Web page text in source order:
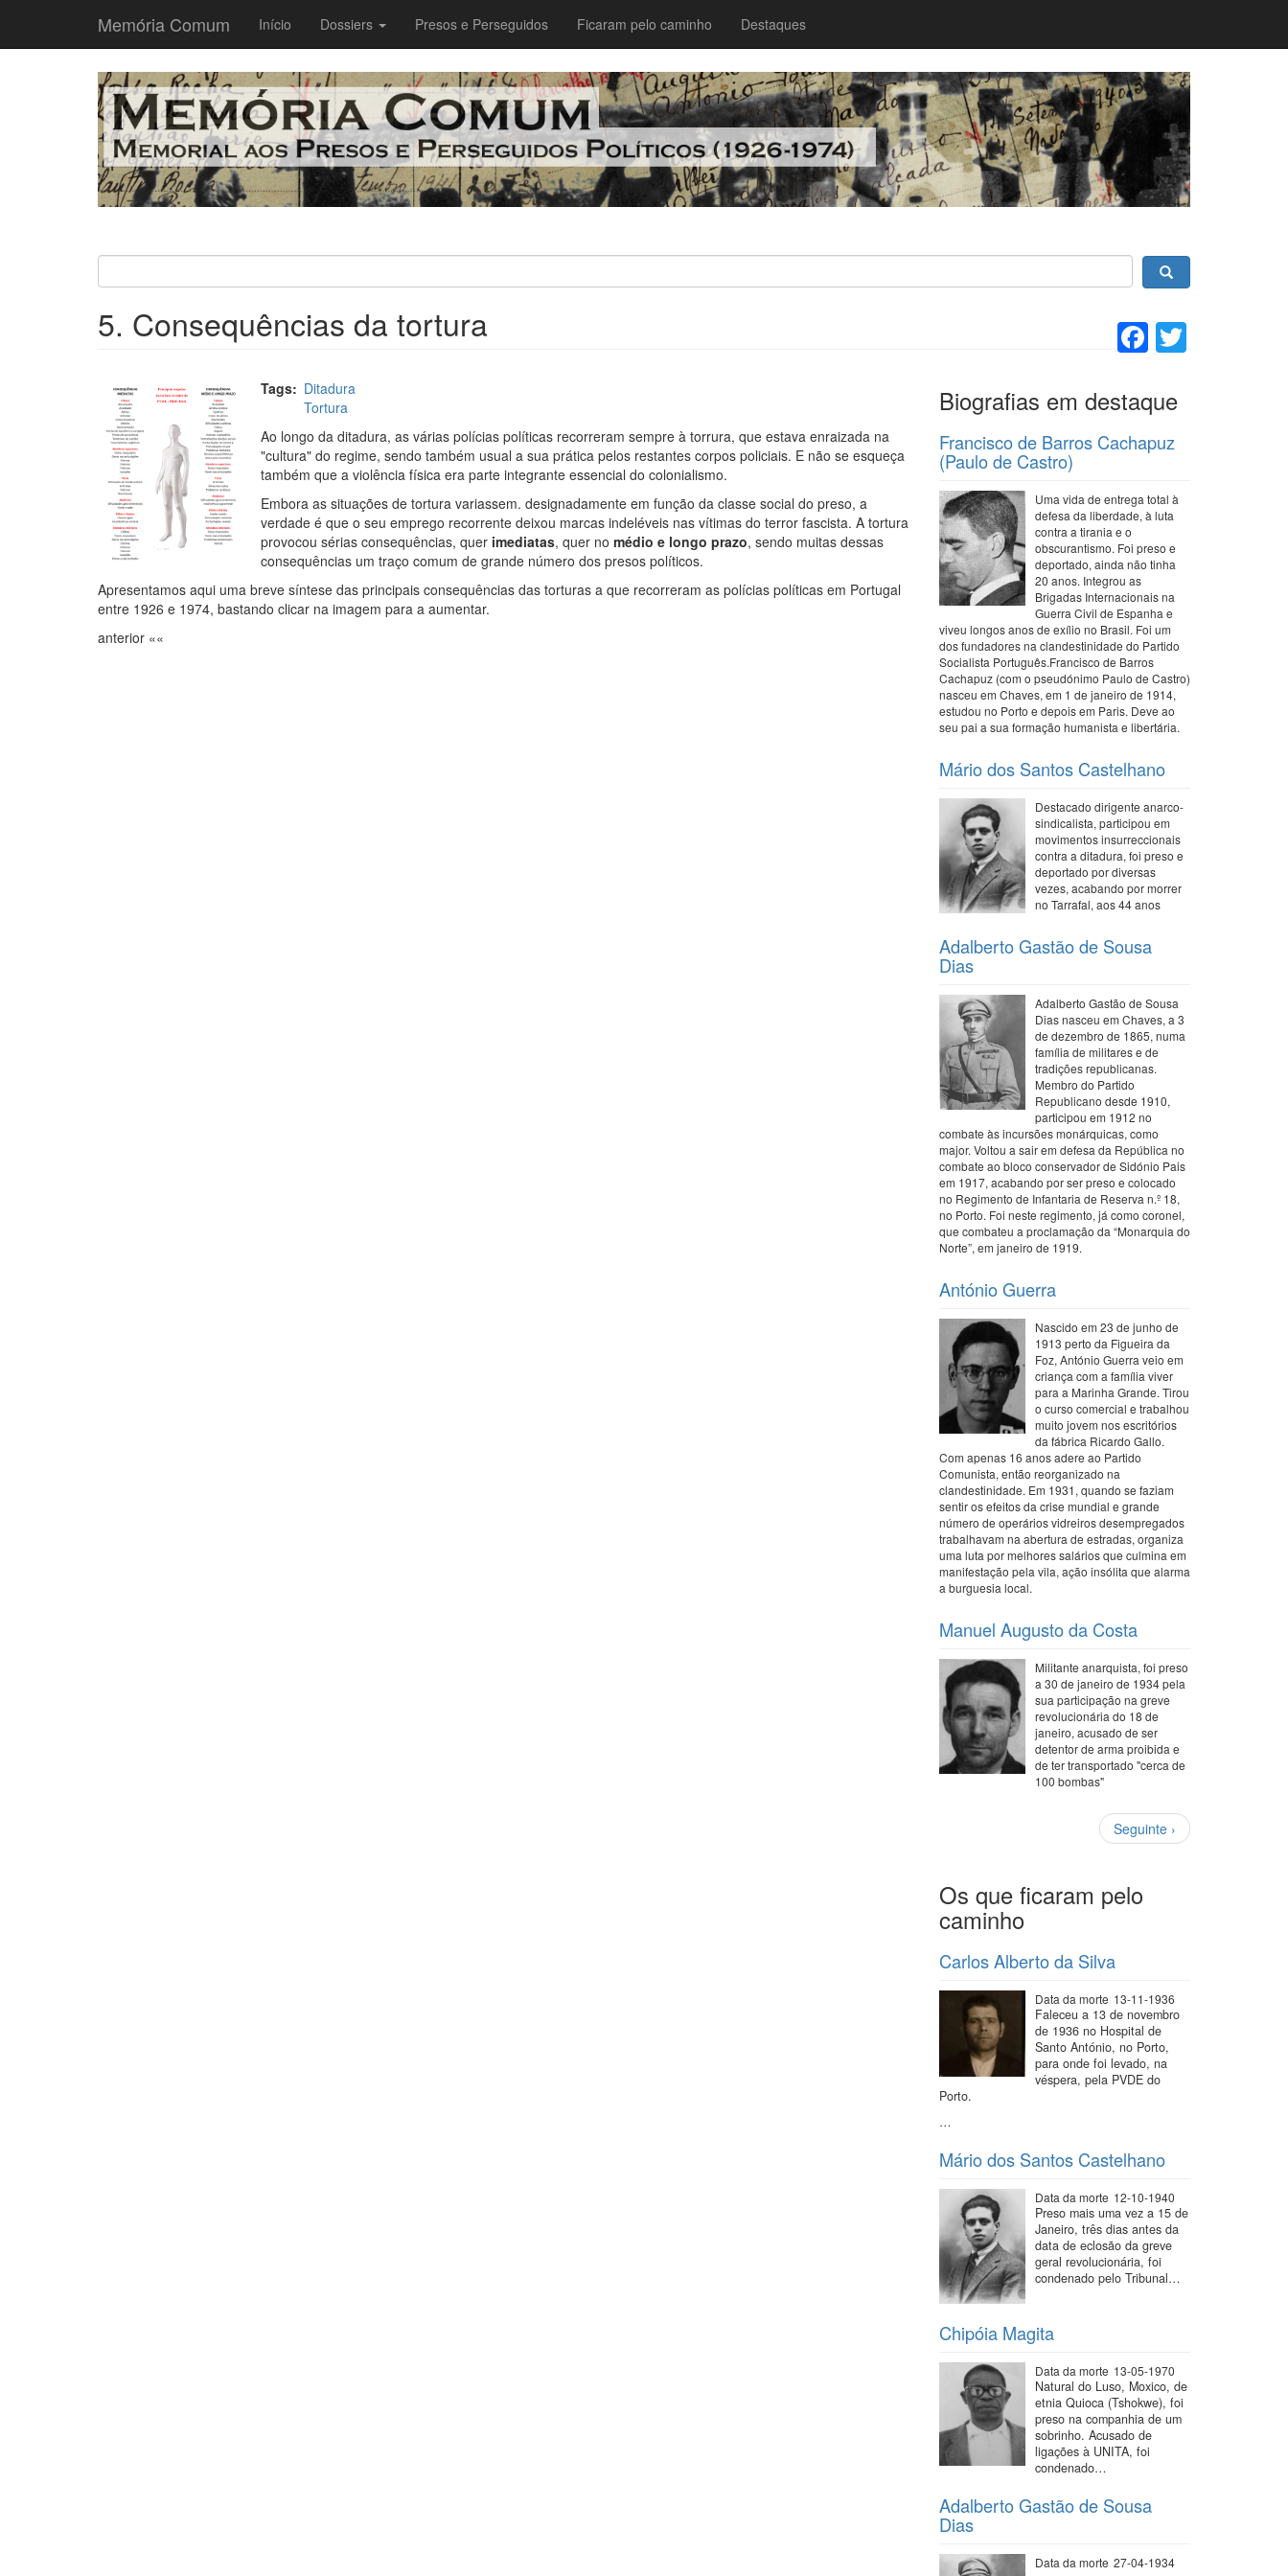
Memória Comum
Main
navigation
Início Dossiers Presos e Perseguidos Ficaram pelo caminho Destaques
Facebook
5. Consequências da tortura
Tags
Ditadura
Tortura
Ao longo da ditadura, as várias polícias políticas recorreram sempre à torrura, que estava enraizada na
"cultura" do regime, sendo também usual a sua prática pelos restantes corpos policiais. E não se esqueça
também que a violência física era parte integrante essencial do colonialismo.
Embora as situações de tortura variassem. designadamente em função da classe social do preso, a
verdade é que o seu emprego recorrente deixou marcas indeléveis nas vítimas do terror fascista. A tortura
provocou sérias consequências, quer imediatas, quer no médio e longo prazo, sendo muitas dessas
consequências um traço comum de grande número dos presos políticos.
Apresentamos aqui uma breve síntese das principais consequências das torturas a que recorreram as polícias políticas em Portugal
entre 1926 e 1974, bastando clicar na imagem para a aumentar.
anterior ««
Biografias em destaque
Francisco de Barros Cachapuz
(Paulo de Castro)
Uma vida de entrega total à
defesa da liberdade, à luta
contra a tirania e o
obscurantismo. Foi preso e
deportado, ainda não tinha
20 anos. Integrou as
Brigadas Internacionais na
Guerra Civil de Espanha e
viveu longos anos de exílio no Brasil. Foi um
dos fundadores na clandestinidade do Partido
Socialista Português.Francisco de Barros
Cachapuz (com o pseudónimo Paulo de Castro)
nasceu em Chaves, em 1 de janeiro de 1914,
estudou no Porto e depois em Paris. Deve ao
seu pai a sua formação humanista e libertária.
Mário dos Santos Castelhano
Destacado dirigente anarco-
sindicalista, participou em
movimentos insurreccionais
contra a ditadura, foi preso e
deportado por diversas
vezes, acabando por morrer
no Tarrafal, aos 44 anos
Adalberto Gastão de Sousa
Dias
Adalberto Gastão de Sousa
Dias nasceu em Chaves, a 3
de dezembro de 1865, numa
família de militares e de
tradições republicanas.
Membro do Partido
Republicano desde 1910,
participou em 1912 no
combate às incursões monárquicas, como
major. Voltou a sair em defesa da República no
combate ao bloco conservador de Sidónio Pais
em 1917, acabando por ser preso e colocado
no Regimento de Infantaria de Reserva n.º 18,
no Porto. Foi neste regimento, já como coronel,
que combateu a proclamação da “Monarquia do
Norte”, em janeiro de 1919.
António Guerra
Nascido em 23 de junho de
1913 perto da Figueira da
Foz, António Guerra veio em
criança com a família viver
para a Marinha Grande. Tirou
o curso comercial e trabalhou
muito jovem nos escritórios
da fábrica Ricardo Gallo.
Com apenas 16 anos adere ao Partido
Comunista, então reorganizado na
clandestinidade. Em 1931, quando se faziam
sentir os efeitos da crise mundial e grande
número de operários vidreiros desempregados
trabalhavam na abertura de estradas, organiza
uma luta por melhores salários que culmina em
manifestação pela vila, ação insólita que alarma
a burguesia local.
Manuel Augusto da Costa
Militante anarquista, foi preso
a 30 de janeiro de 1934 pela
sua participação na greve
revolucionária do 18 de
janeiro, acusado de ser
detentor de arma proibida e
de ter transportado "cerca de
100 bombas"
Próxima
página
Seguinte ›
Os que ficaram pelo
caminho
Carlos Alberto da Silva
Data da morte 13-11-1936
Faleceu a 13 de novembro
de 1936 no Hospital de
Santo António, no Porto,
para onde foi levado, na
véspera, pela PVDE do
Porto.
…
Mário dos Santos Castelhano
Data da morte 12-10-1940
Preso mais uma vez a 15 de
Janeiro, três dias antes da
data de eclosão da greve
geral revolucionária, foi
condenado pelo Tribunal…
Chipóia Magita
Data da morte 13-05-1970
Natural do Luso, Moxico, de
etnia Quioca (Tshokwe), foi
preso na companhia de um
sobrinho. Acusado de
ligações à UNITA, foi
condenado…
Adalberto Gastão de Sousa
Dias
Data da morte 27-04-1934